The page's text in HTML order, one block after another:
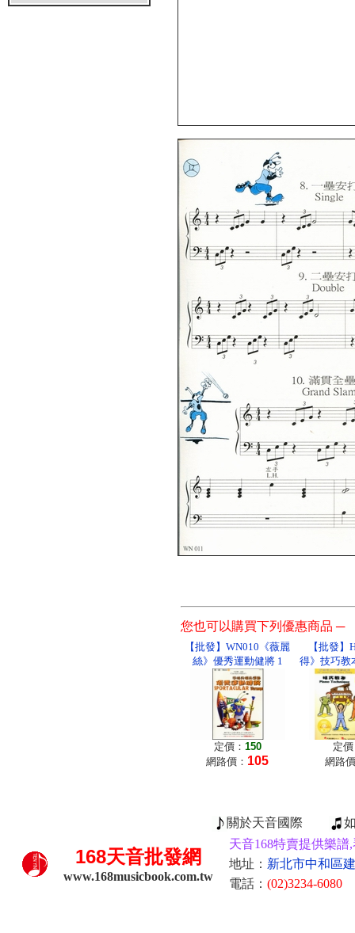
您也可以購買下列優惠商品 ─
【批發】WN010《薇麗
絲》優秀運動健將 1
定價： 150
網路價： 105
【批發】
得》技巧教
定
網路
關於天音國際
168天音批發網
www.168musicbook.com.tw
天音168特賣提供樂
地址： 新北市中和區
電話： (02)3234-6080